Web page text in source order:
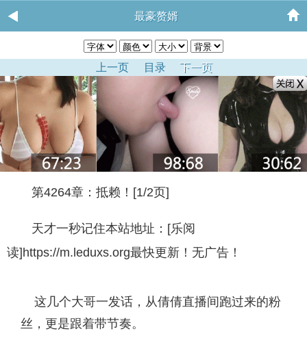
最豪赘婿
上一页 目录 下一页
第4264章：抵赖！[1/2页]
天才一秒记住本站地址：[乐阅
读]https://m.leduxs.org最快更新！无广告！
这几个大哥一发话，从倩倩直播间跑过来的粉
丝，更是跟着带节奏。